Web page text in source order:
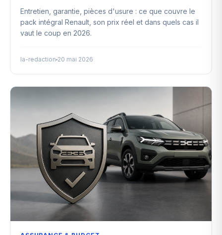
Entretien, garantie, pièces d'usure : ce que couvre le
pack intégral Renault, son prix réel et dans quels cas il
vaut le coup en 2026.
la-redaction 20 mai 2026